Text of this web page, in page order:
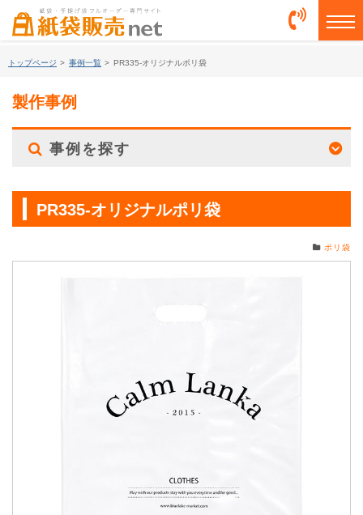
トップページ > 事例一覧 > PR335-オリジナルポリ袋
製作事例
事例を探す
PR335-オリジナルポリ袋
ポリ袋